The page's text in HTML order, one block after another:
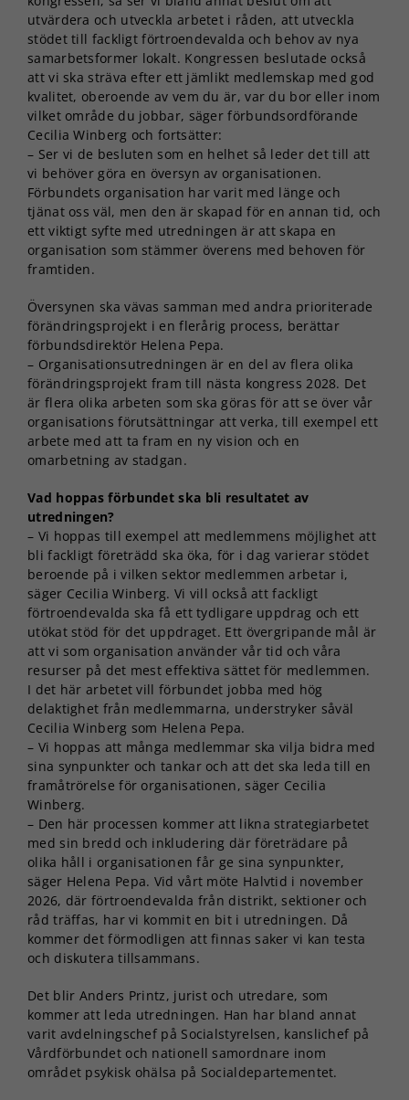
utvärdera och utveckla arbetet i råden, att utveckla
stödet till fackligt förtroendevalda och behov av nya
samarbetsformer lokalt. Kongressen beslutade också
att vi ska sträva efter ett jämlikt medlemskap med god
kvalitet, oberoende av vem du är, var du bor eller inom
vilket område du jobbar, säger förbundsordförande
Cecilia Winberg och fortsätter:
– Ser vi de besluten som en helhet så leder det till att
vi behöver göra en översyn av organisationen.
Förbundets organisation har varit med länge och
tjänat oss väl, men den är skapad för en annan tid, och
ett viktigt syfte med utredningen är att skapa en
organisation som stämmer överens med behoven för
framtiden.
Översynen ska vävas samman med andra prioriterade
förändringsprojekt i en flerårig process, berättar
förbundsdirektör Helena Pepa.
– Organisationsutredningen är en del av flera olika
förändringsprojekt fram till nästa kongress 2028. Det
är flera olika arbeten som ska göras för att se över vår
organisations förutsättningar att verka, till exempel ett
arbete med att ta fram en ny vision och en
omarbetning av stadgan.
Vad hoppas förbundet ska bli resultatet av
utredningen?
– Vi hoppas till exempel att medlemmens möjlighet att
bli fackligt företrädd ska öka, för i dag varierar stödet
beroende på i vilken sektor medlemmen arbetar i,
säger Cecilia Winberg. Vi vill också att fackligt
förtroendevalda ska få ett tydligare uppdrag och ett
utökat stöd för det uppdraget. Ett övergripande mål är
att vi som organisation använder vår tid och våra
resurser på det mest effektiva sättet för medlemmen.
I det här arbetet vill förbundet jobba med hög
delaktighet från medlemmarna, understryker såväl
Cecilia Winberg som Helena Pepa.
– Vi hoppas att många medlemmar ska vilja bidra med
sina synpunkter och tankar och att det ska leda till en
framåtrörelse för organisationen, säger Cecilia
Winberg.
– Den här processen kommer att likna strategiarbetet
med sin bredd och inkludering där företrädare på
olika håll i organisationen får ge sina synpunkter,
säger Helena Pepa. Vid vårt möte Halvtid i november
2026, där förtroendevalda från distrikt, sektioner och
råd träffas, har vi kommit en bit i utredningen. Då
kommer det förmodligen att finnas saker vi kan testa
och diskutera tillsammans.
Det blir Anders Printz, jurist och utredare, som
kommer att leda utredningen. Han har bland annat
varit avdelningschef på Socialstyrelsen, kanslichef på
Vårdförbundet och nationell samordnare inom
området psykisk ohälsa på Socialdepartementet.